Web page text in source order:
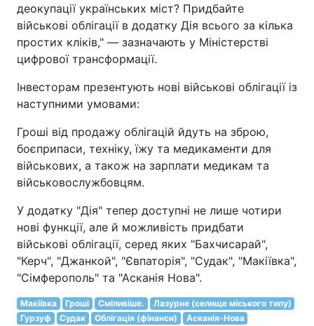
деокупації українських міст? Придбайте
військові облігації в додатку Дія всього за кілька
простих кліків," — зазначають у Міністерстві
цифрової трансформації.
Інвесторам презентують нові військові облігації із
наступними умовами:
Гроші від продажу облігацій йдуть на зброю,
боєприпаси, техніку, їжу та медикаменти для
військових, а також на зарплати медикам та
військовослужбовцям.
У додатку "Дія" тепер доступні не лише чотири
нові функції, але й можливість придбати
військові облігації, серед яких "Бахчисарай",
"Керч", "Джанкой", "Євпаторія", "Судак", "Макіївка",
"Сімферополь" та "Асканія Нова".
Макіївка Гроші Сміливіше.
Лазурне (селище міського типу)
Гурзуф
Судак Облігація (фінанси)
Асканія-Нова